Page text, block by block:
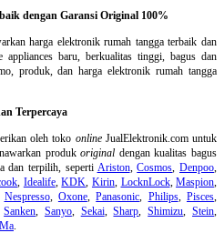
dengan Garansi Original 100%
harga elektronik rumah tangga terbaik dan
appliances baru, berkualitas tinggi, bagus dan
produk, dan harga elektronik rumah tangga
Terpercaya
oleh toko onlineJualElektronik.com untuk
produkoriginal dengan kualitas bagus
dan terpilih, seperti Ariston,Cosmos ,Denpoo
Idealife,KDK Kirin, LocknLock,Maspion
Nespresso, Oxone,Panasonic Philips, Pisces
,Sanken Sanyo, Sekai,Sharp ,Shimizu ,Stein